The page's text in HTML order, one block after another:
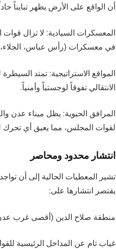
أن الواقع على الأرض يظهر تبايناً
المعسكرات السيادية: لا تزال قوات
في معسكرات (رأس عباس، الجلاء،
المواقع الاستراتيجية: تمتد
الانتقالي تفوقاً لوجستياً وأمنياً.
المرافق الحيوية: يظل ميناء عدن
لقوات المجلس، مما يعيق أي
انتشار محدود ومحاصر
تشير المعطيات الحالية إلى أن
يقتصر انتشارها على:
منطقة صلاح الدين (أقصى غرب
غياب تام عن المداخل الرئيسية